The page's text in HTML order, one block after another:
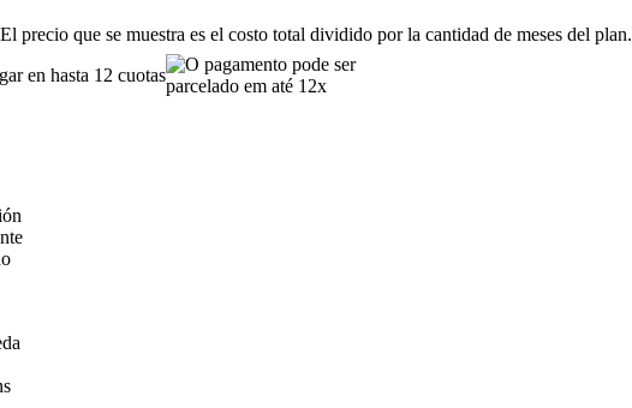
precio que se muestra es el costo total dividido por la cantidad de meses del plan.
en hasta 12 cuotas